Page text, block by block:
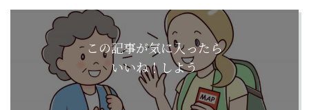
この記事が気に入ったら
いいね！しよう